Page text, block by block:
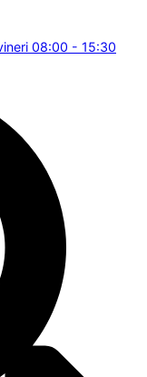
08:00 - 15:30